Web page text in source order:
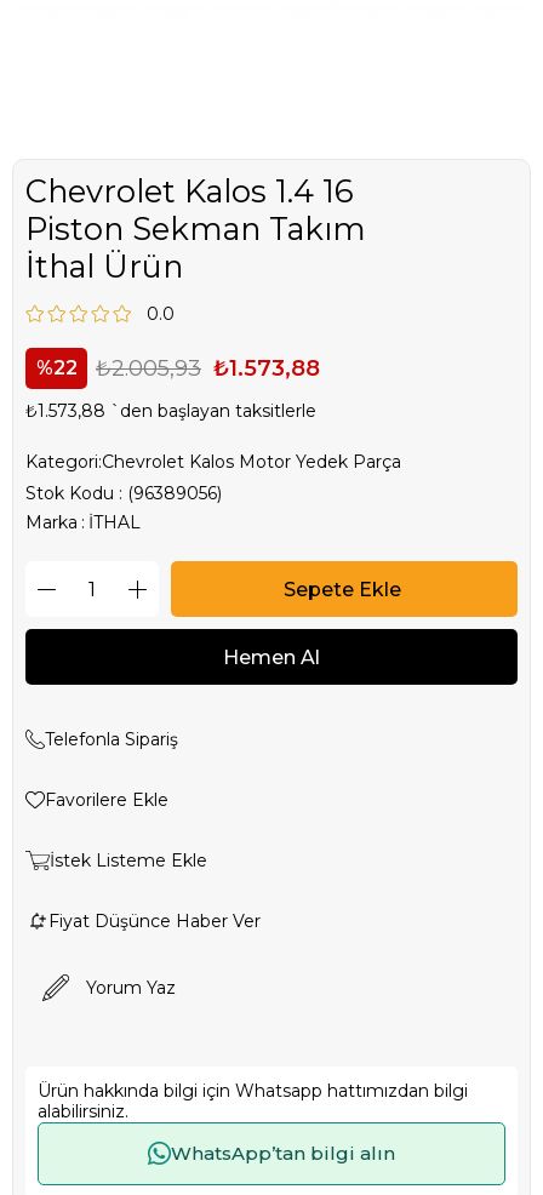
Chevrolet Kalos 1.4 16
Piston Sekman Takım
İthal Ürün
0.0
22 ₺2.005,93 ₺1.573,88
₺1.573,88 `den başlayan taksitlerle
Kategori:Chevrolet Kalos Motor Yedek Parça
Stok Kodu
(96389056)
Marka : İTHAL
Telefonla Sipariş
Favorilere Ekle
İstek Listeme Ekle
Fiyat Düşünce Haber Ver
Yorum Yaz
Ürün hakkında bilgi için Whatsapp hattımızdan bilgi
alabilirsiniz.
WhatsApp’tan bilgi alın